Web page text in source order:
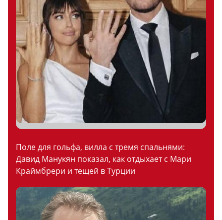
Поле для гольфа, вилла с тремя спальнями:
Давид Манукян показал, как отдыхает с Мари
Краймбрери и тещей в Турции